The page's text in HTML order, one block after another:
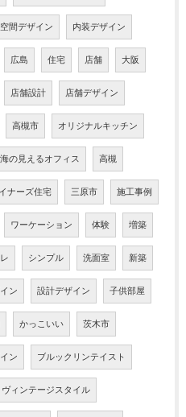
空間デザイン 内装デザイン
広島 住宅 店舗 大阪
店舗設計 店舗デザイン
高槻市 オリジナルキッチン
海の見えるオフィス 高槻
ナーズ住宅 三原市 施工事例
ワーケーション 体験 増築
シンプル 洗面室 新築
ン 設計デザイン 子供部屋
かっこいい 茨木市
ン ブルックリンテイスト
ヴィンテージスタイル